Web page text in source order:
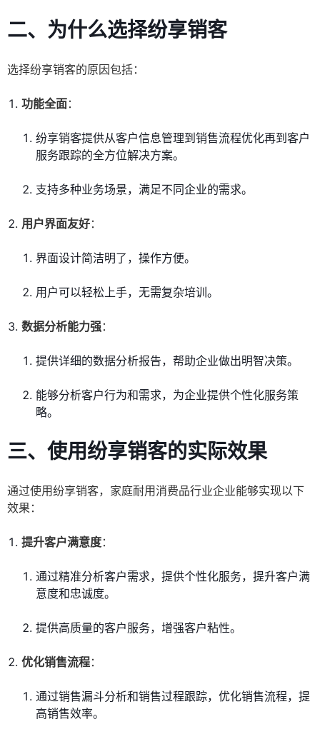
二、为什么选择纷享销客
选择纷享销客的原因包括：
功能全面：
纷享销客提供从客户信息管理到销售流程优化再到客户
服务跟踪的全方位解决方案。
支持多种业务场景，满足不同企业的需求。
用户界面友好：
界面设计简洁明了，操作方便。
用户可以轻松上手，无需复杂培训。
数据分析能力强：
提供详细的数据分析报告，帮助企业做出明智决策。
能够分析客户行为和需求，为企业提供个性化服务策
略。
三、使用纷享销客的实际效果
通过使用纷享销客，家庭耐用消费品行业企业能够实现以下
效果：
提升客户满意度：
通过精准分析客户需求，提供个性化服务，提升客户满
意度和忠诚度。
提供高质量的客户服务，增强客户粘性。
优化销售流程：
通过销售漏斗分析和销售过程跟踪，优化销售流程，提
高销售效率。